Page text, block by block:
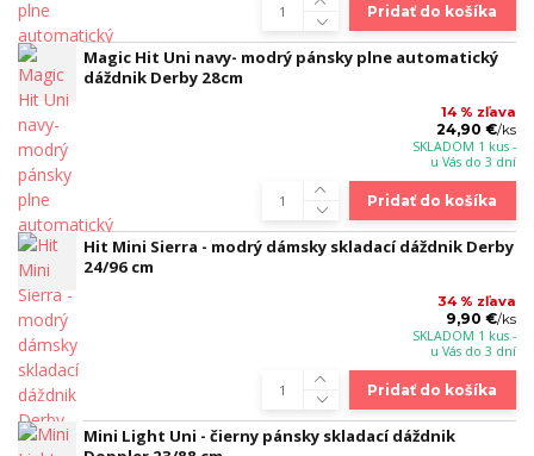
Pridať do košíka
Magic Hit Uni navy- modrý pánsky plne automatický
dáždnik Derby 28cm
14 % zľava
24,90 €/ks
SKLADOM 1 kus -
u Vás do 3 dní
Pridať do košíka
Hit Mini Sierra - modrý dámsky skladací dáždnik Derby
24/96 cm
34 % zľava
9,90 €/ks
SKLADOM 1 kus -
u Vás do 3 dní
Pridať do košíka
Mini Light Uni - čierny pánsky skladací dáždnik